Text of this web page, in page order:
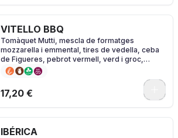
VITELLO BBQ
Tomàquet Mutti, mescla de formatges
mozzarella i emmental, tires de vedella, ceba
de Figueres, pebrot vermell, verd i groc,
pebrots de Padró i sal
17,20 €
IBÉRICA